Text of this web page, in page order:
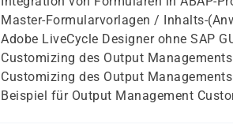
Master-Formularvorlagen / Inhalts-
Adobe LiveCycle Designer ohne SAP
Customizing des Output
Customizing des Output Managements
Beispiel für Output Management